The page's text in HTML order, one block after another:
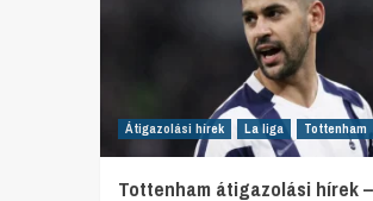
Átigazolási hírek La liga Tottenham
Tottenham átigazolási hírek –